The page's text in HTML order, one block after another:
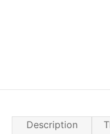
Description